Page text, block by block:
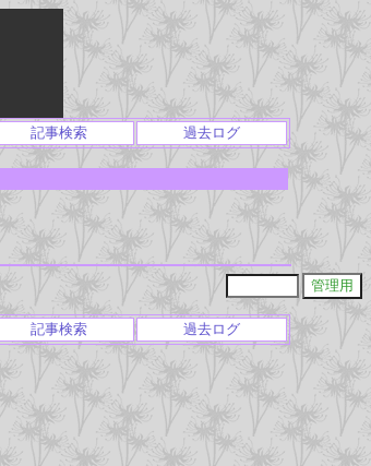
記事検索 過去ログ
記事検索 過去ログ